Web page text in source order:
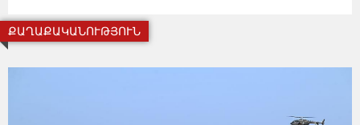
ՔԱՂԱՔԱԿԱՆՈՒԹՅՈՒՆ